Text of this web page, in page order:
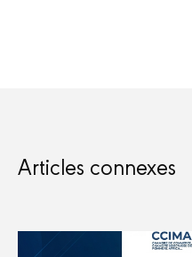
Articles connexes